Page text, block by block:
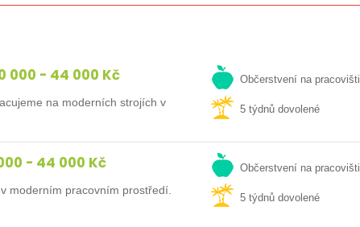
000 - 44 000 Kč
na moderních strojích v
Občerstvení na pracovišti
5 týdnů dovolené
- 44 000 Kč
moderním pracovním prostředí.
Občerstvení na pracovišti
5 týdnů dovolené